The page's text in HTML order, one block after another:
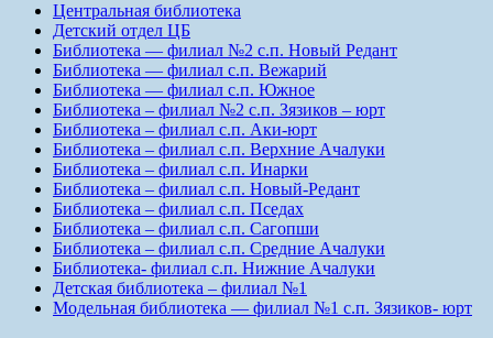
Центральная библиотека
Детский отдел ЦБ
Библиотека — филиал №2 с.п. Новый Редант
Библиотека — филиал с.п. Вежарий
Библиотека — филиал с.п. Южное
Библиотека – филиал №2 с.п. Зязиков – юрт
Библиотека – филиал с.п. Аки-юрт
Библиотека – филиал с.п. Верхние Ачалуки
Библиотека – филиал с.п. Инарки
Библиотека – филиал с.п. Новый-Редант
Библиотека – филиал с.п. Пседах
Библиотека – филиал с.п. Сагопши
Библиотека – филиал с.п. Средние Ачалуки
Библиотека- филиал с.п. Нижние Ачалуки
Детская библиотека – филиал №1
Модельная библиотека — филиал №1 с.п. Зязиков- юрт